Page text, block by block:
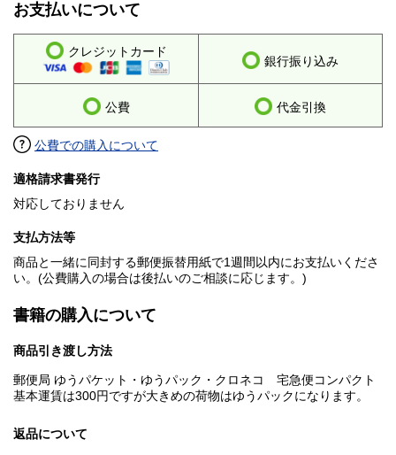
お支払いについて
クレジットカード
銀行振り込み
公費 代金引換
公費での購入について
適格請求書発行
対応しておりません
支払方法等
商品と一緒に同封する郵便振替用紙で1週間以内にお支払いくださ
い。(公費購入の場合は後払いのご相談に応じます。)
書籍の購入について
商品引き渡し方法
郵便局 ゆうパケット・ゆうパック・クロネコ 宅急便コンパクト
基本運賃は300円ですが大きめの荷物はゆうパックになります。
返品について